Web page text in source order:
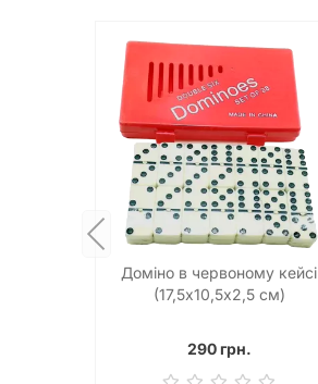
Доміно в червоному кейсі
(17,5х10,5х2,5 см)
290 грн.